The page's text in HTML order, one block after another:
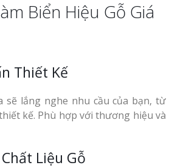
Biển Hiệu Gỗ Giá
Thiết Kế
sẽ lắng nghe nhu cầu của bạn, từ
kế. Phù hợp với thương hiệu và
Liệu Gỗ